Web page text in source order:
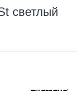
светлый